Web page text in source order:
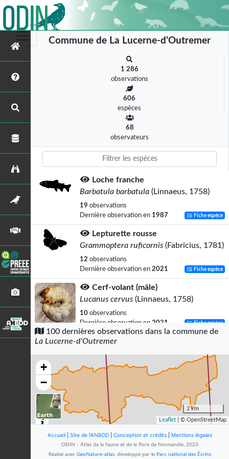
Commune de La Lucerne-d'Outremer
1 286
observations
606
espèces
68
observateurs
Loche franche
Barbatula barbatula (Linnaeus, 1758)
19 observations
Dernière observation en 1987 Fiche espèce
Lepturette rousse
Grammoptera ruficornis (Fabricius, 1781)
12 observations
Dernière observation en 2021 Fiche espèce
Cerf-volant (mâle)
Lucanus cervus (Linnaeus, 1758)
10 observations
Dernière observation en 2021 Fiche espèce
Lepture à poils durs
Stenurella melanura(Linnaeus, 1758)
9observations
Dernière observation en2021 Fiche espèce
Lepture tachetée
Rutpela maculata
(Poda, 1761)
observations
Grenouille rousse (La)
100 dernières observations dans la commune de
La Lucerne-d'Outremer
+
−
2 km
Leaflet | © OpenStreetMap
Accueil Site de l'ANBDD Conception et crédits Mentions légales
ODIN - Atlas de la faune et de la flore de Normandie, 2023
Réalisé avec GeoNature-atlas, développé par le Parc national des Écrins